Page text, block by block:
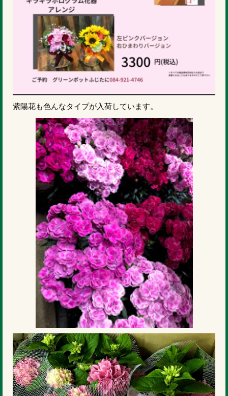
紫陽花も色んなタイプが入荷しています。